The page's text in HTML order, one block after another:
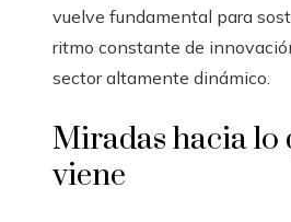
vuelve fundamental para
ritmo constante de
sector altamente dinámico.
Miradas hacia lo
viene